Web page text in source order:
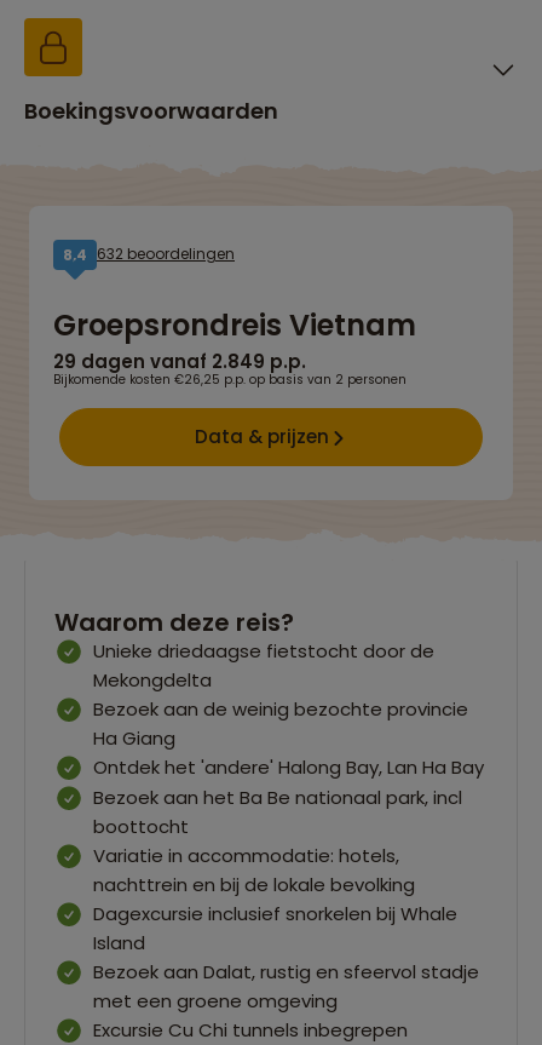
Boekingsvoorwaarden
8,4 632 beoordelingen
Groepsrondreis Vietnam
29 dagen vanaf 2.849 p.p.
Bijkomende kosten €26,25 p.p. op basis van 2 personen
Data & prijzen
Waarom deze reis?
Unieke driedaagse fietstocht door de
Mekongdelta
Bezoek aan de weinig bezochte provincie
Ha Giang
Ontdek het 'andere' Halong Bay, Lan Ha Bay
Bezoek aan het Ba Be nationaal park, incl
boottocht
Variatie in accommodatie: hotels,
nachttrein en bij de lokale bevolking
Dagexcursie inclusief snorkelen bij Whale
Island
Bezoek aan Dalat, rustig en sfeervol stadje
met een groene omgeving
Excursie Cu Chi tunnels inbegrepen